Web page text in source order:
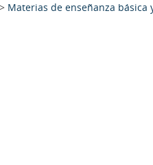
> Materias de enseñanza básica